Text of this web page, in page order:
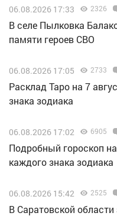
06.08.2026 17:33 2326
В селе Пылковка
памяти героев СВО
06.08.2026 17:05 2733
Расклад Таро на 7
знака зодиака
06.08.2026 17:02 6905
Подробный гороскоп
каждого знака зодиака
06.08.2026 15:42 2525
В Саратовской